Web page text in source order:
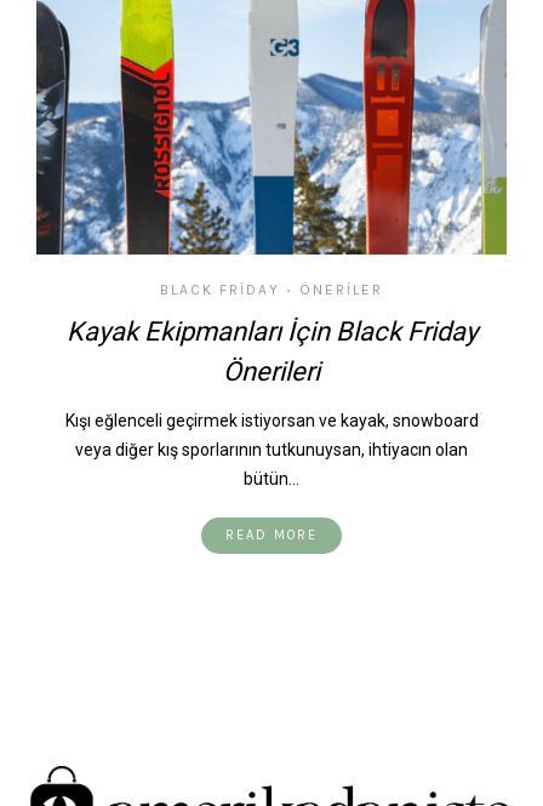
BLACK FRIDAY • ÖNERILER
Kayak Ekipmanları İçin Black Friday
Önerileri
Kışı eğlenceli geçirmek istiyorsan ve kayak, snowboard
veya diğer kış sporlarının tutkunuysan, ihtiyacın olan
bütün…
READ MORE